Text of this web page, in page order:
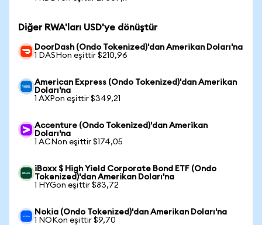
Diğer RWA'ları USD'ye dönüştür
DoorDash (Ondo Tokenized)'dan Amerikan Doları'na
1 DASHon eşittir $210,96
American Express (Ondo Tokenized)'dan Amerikan
Doları'na
1 AXPon eşittir $349,21
Accenture (Ondo Tokenized)'dan Amerikan
Doları'na
1 ACNon eşittir $174,05
iBoxx $ High Yield Corporate Bond ETF (Ondo
Tokenized)'dan Amerikan Doları'na
1 HYGon eşittir $83,72
Nokia (Ondo Tokenized)'dan Amerikan Doları'na
1 NOKon eşittir $9,70